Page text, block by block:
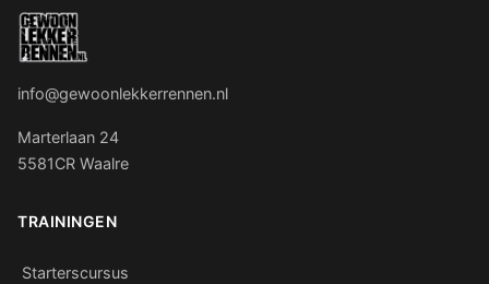
info@gewoonlekkerrennen.nl
Marterlaan 24
5581CR Waalre
TRAININGEN
Starterscursus